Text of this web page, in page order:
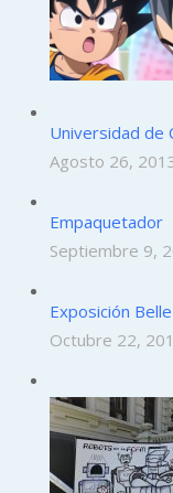
Universidad de
Agosto 26,
Empaquetador
Septiembre 9,
Exposición
Octubre 22,